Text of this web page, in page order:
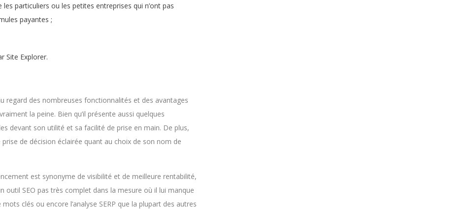
particuliers ou les petites entreprises qui n’ont pas
payantes ;
Site Explorer.
regard des nombreuses fonctionnalités et des avantages
la peine. Bien qu’il présente aussi quelques
devant son utilité et sa facilité de prise en main. De plus,
de décision éclairée quant au choix de son nom de
est synonyme de visibilité et de meilleure rentabilité,
outil SEO pas très complet dans la mesure où il lui manque
clés ou encore l’analyse SERP que la plupart des autres